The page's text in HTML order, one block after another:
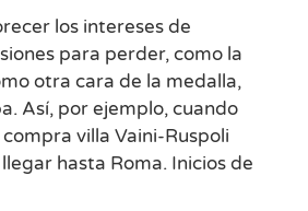
los intereses de
para perder, como la
otra cara de la medalla,
Así, por ejemplo, cuando
villa Vaini-Ruspoli
hasta Roma. Inicios de